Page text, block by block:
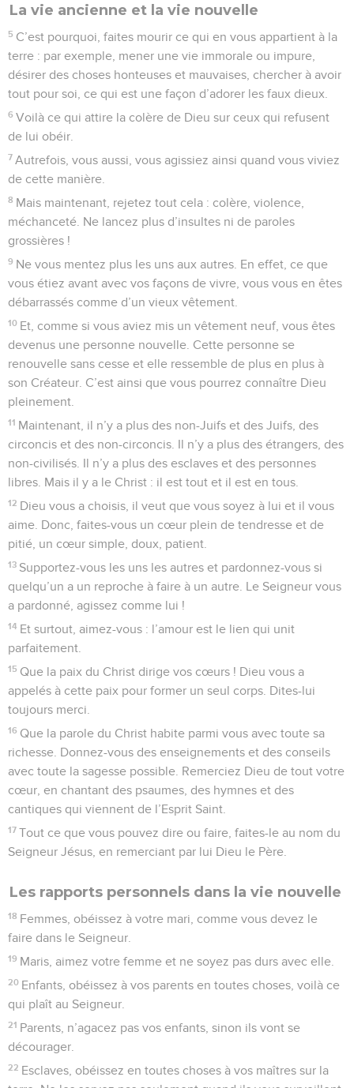
La vie ancienne et la vie nouvelle
5 C’est pourquoi, faites mourir ce qui en vous appartient à la
terre : par exemple, mener une vie immorale ou impure,
désirer des choses honteuses et mauvaises, chercher à avoir
tout pour soi, ce qui est une façon d’adorer les faux dieux.
6 Voilà ce qui attire la colère de Dieu sur ceux qui refusent
de lui obéir.
7 Autrefois, vous aussi, vous agissiez ainsi quand vous viviez
de cette manière.
8 Mais maintenant, rejetez tout cela : colère, violence,
méchanceté. Ne lancez plus d’insultes ni de paroles
grossières !
9 Ne vous mentez plus les uns aux autres. En effet, ce que
vous étiez avant avec vos façons de vivre, vous vous en êtes
débarrassés comme d’un vieux vêtement.
10 Et, comme si vous aviez mis un vêtement neuf, vous êtes
devenus une personne nouvelle. Cette personne se
renouvelle sans cesse et elle ressemble de plus en plus à
son Créateur. C’est ainsi que vous pourrez connaître Dieu
pleinement.
11 Maintenant, il n’y a plus des non-Juifs et des Juifs, des
circoncis et des non-circoncis. Il n’y a plus des étrangers, des
non-civilisés. Il n’y a plus des esclaves et des personnes
libres. Mais il y a le Christ : il est tout et il est en tous.
12 Dieu vous a choisis, il veut que vous soyez à lui et il vous
aime. Donc, faites-vous un cœur plein de tendresse et de
pitié, un cœur simple, doux, patient.
13 Supportez-vous les uns les autres et pardonnez-vous si
quelqu’un a un reproche à faire à un autre. Le Seigneur vous
a pardonné, agissez comme lui !
14 Et surtout, aimez-vous : l’amour est le lien qui unit
parfaitement.
15 Que la paix du Christ dirige vos cœurs ! Dieu vous a
appelés à cette paix pour former un seul corps. Dites-lui
toujours merci.
16 Que la parole du Christ habite parmi vous avec toute sa
richesse. Donnez-vous des enseignements et des conseils
avec toute la sagesse possible. Remerciez Dieu de tout votre
cœur, en chantant des psaumes, des hymnes et des
cantiques qui viennent de l’Esprit Saint.
17 Tout ce que vous pouvez dire ou faire, faites-le au nom du
Seigneur Jésus, en remerciant par lui Dieu le Père.
Les rapports personnels dans la vie nouvelle
18 Femmes, obéissez à votre mari, comme vous devez le
faire dans le Seigneur.
19 Maris, aimez votre femme et ne soyez pas durs avec elle.
20 Enfants, obéissez à vos parents en toutes choses, voilà ce
qui plaît au Seigneur.
21 Parents, n’agacez pas vos enfants, sinon ils vont se
décourager.
22 Esclaves, obéissez en toutes choses à vos maîtres sur la